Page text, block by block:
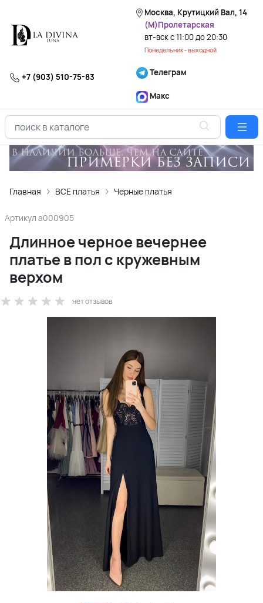
Москва, Крутицкий Вал, 14
(М)Пролетарская
вт-вск с 11:00 до 20:30
Понедельник - выходной
+7 (903) 510-75-83 Телеграм
Макс
Главная ВСЕ платья Черные платья
Артикул a000905
Длинное черное вечернее
платье в пол с кружевным
верхом
нет отзывов